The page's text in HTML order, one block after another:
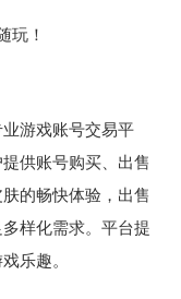
玩！
游戏账号交易平
供账号购买、出售
的畅快体验，出售
样化需求。平台提
乐趣。